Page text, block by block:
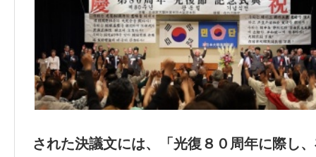
された決議文には、「光復８０周年に際し